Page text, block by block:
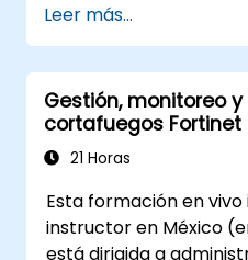
como el
enrutamiento y
iniciales.
Configurar y
avanzadas de
autenticación de
para protegerse
amenazas de red.
Leer más...
Gestión, monitoreo
cortafuegos Fortinet
21 Horas
Esta formación en
instructor en México
está dirigida a